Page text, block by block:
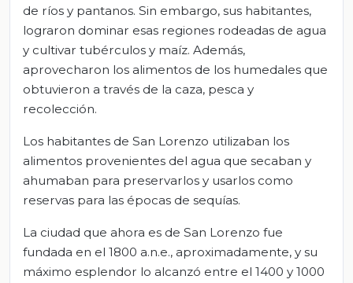
de ríos y pantanos. Sin embargo, sus habitantes,
lograron dominar esas regiones rodeadas de agua
y cultivar tubérculos y maíz. Además,
aprovecharon los alimentos de los humedales que
obtuvieron a través de la caza, pesca y
recolección.
Los habitantes de San Lorenzo utilizaban los
alimentos provenientes del agua que secaban y
ahumaban para preservarlos y usarlos como
reservas para las épocas de sequías.
La ciudad que ahora es de San Lorenzo fue
fundada en el 1800 a.n.e., aproximadamente, y su
máximo esplendor lo alcanzó entre el 1400 y 1000